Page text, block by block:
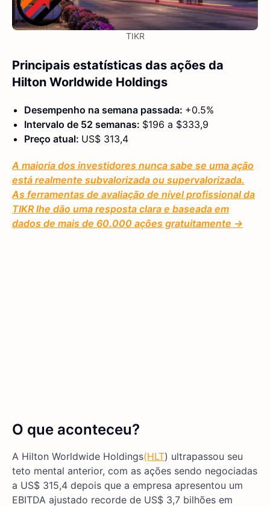
TIKR
Principais estatísticas das ações da
Hilton Worldwide Holdings
Desempenho na semana passada: +0.5%
Intervalo de 52 semanas: $196 a $333,9
Preço atual: US$ 313,4
A maioria dos investidores nunca sabe se uma ação
está realmente subvalorizada ou supervalorizada.
As ferramentas de avaliação de nível profissional da
TIKR lhe dão uma resposta clara e baseada em
dados de mais de 60.000 ações gratuitamente →
O que aconteceu?
A Hilton Worldwide Holdings(HLT) ultrapassou seu
teto mental anterior, com as ações sendo negociadas
a US$ 315,4 depois que a empresa apresentou um
EBITDA ajustado recorde de US$ 3,7 bilhões em